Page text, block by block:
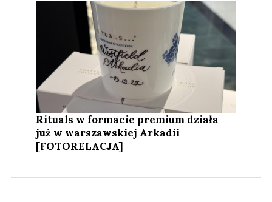
Rituals w formacie premium działa
już w warszawskiej Arkadii
[FOTORELACJA]